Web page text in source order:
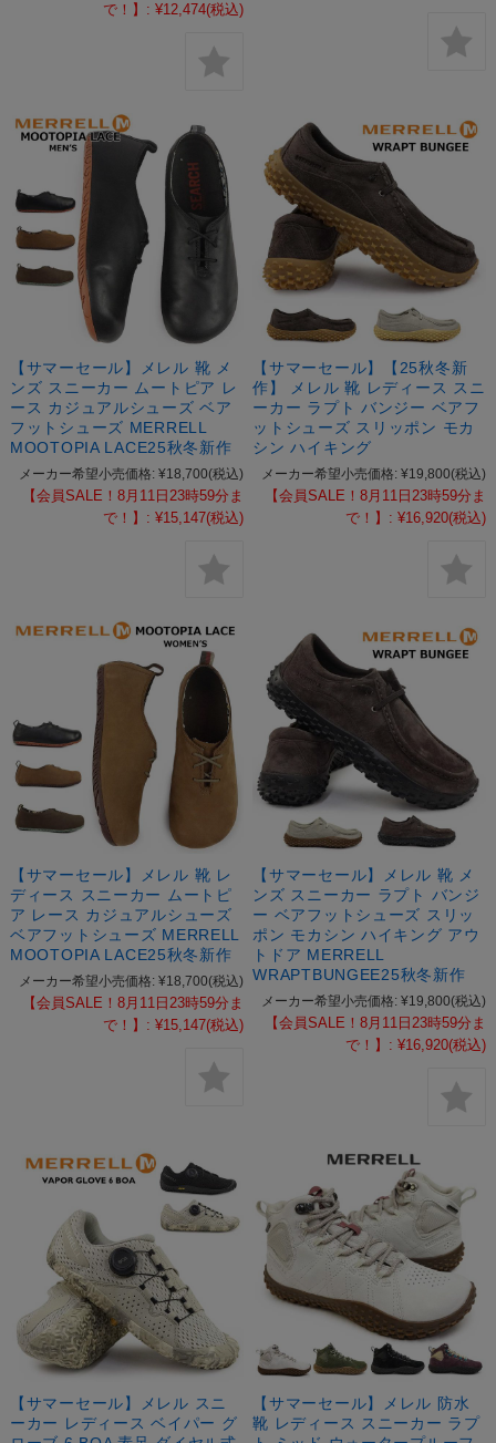
で！】: ¥12,474(税込)
【サマーセール】メレル 靴 メ
ンズ スニーカー ムートピア レ
ース カジュアルシューズ ベア
フットシューズ MERRELL
MOOTOPIA LACE25秋冬新作
メーカー希望小売価格: ¥18,700(税込)
【会員SALE！8月11日23時59分ま
で！】: ¥15,147(税込)
【サマーセール】【25秋冬新
作】 メレル 靴 レディース スニ
ーカー ラプト バンジー ベアフ
ットシューズ スリッポン モカ
シン ハイキング
メーカー希望小売価格: ¥19,800(税込)
【会員SALE！8月11日23時59分ま
で！】: ¥16,920(税込)
【サマーセール】メレル 靴 レ
ディース スニーカー ムートピ
ア レース カジュアルシューズ
ベアフットシューズ MERRELL
MOOTOPIA LACE25秋冬新作
メーカー希望小売価格: ¥18,700(税込)
【会員SALE！8月11日23時59分ま
で！】: ¥15,147(税込)
【サマーセール】メレル 靴 メ
ンズ スニーカー ラプト バンジ
ー ベアフットシューズ スリッ
ポン モカシン ハイキング アウ
トドア MERRELL
WRAPTBUNGEE25秋冬新作
メーカー希望小売価格: ¥19,800(税込)
【会員SALE！8月11日23時59分ま
で！】: ¥16,920(税込)
【サマーセール】メレル スニ
ーカー レディース ベイパー グ
【サマーセール】メレル 防水
靴 レディース スニーカー ラプ